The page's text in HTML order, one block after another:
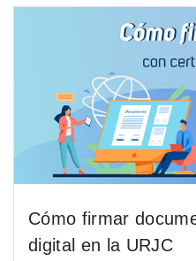
Cómo firmar
digital en la URJC